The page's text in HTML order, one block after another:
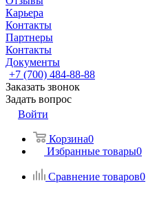
Карьера
Контакты
Партнеры
Контакты
Документы
+7 (700) 484-88-88
Заказать звонок
Задать вопрос
Войти
Корзина0
Избранные товары0
Сравнение товаров0